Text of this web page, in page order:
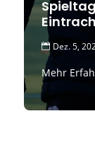
 Dez. 5,
Mehr